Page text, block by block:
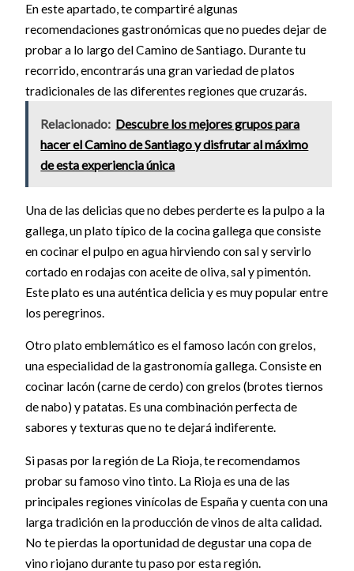
En este apartado, te compartiré algunas
recomendaciones gastronómicas que no puedes dejar de
probar a lo largo del Camino de Santiago. Durante tu
recorrido, encontrarás una gran variedad de platos
tradicionales de las diferentes regiones que cruzarás.
Relacionado: Descubre los mejores grupos para
hacer el Camino de Santiago y disfrutar al máximo
de esta experiencia única
Una de las delicias que no debes perderte es la pulpo a la
gallega, un plato típico de la cocina gallega que consiste
en cocinar el pulpo en agua hirviendo con sal y servirlo
cortado en rodajas con aceite de oliva, sal y pimentón.
Este plato es una auténtica delicia y es muy popular entre
los peregrinos.
Otro plato emblemático es el famoso lacón con grelos,
una especialidad de la gastronomía gallega. Consiste en
cocinar lacón (carne de cerdo) con grelos (brotes tiernos
de nabo) y patatas. Es una combinación perfecta de
sabores y texturas que no te dejará indiferente.
Si pasas por la región de La Rioja, te recomendamos
probar su famoso vino tinto. La Rioja es una de las
principales regiones vinícolas de España y cuenta con una
larga tradición en la producción de vinos de alta calidad.
No te pierdas la oportunidad de degustar una copa de
vino riojano durante tu paso por esta región.